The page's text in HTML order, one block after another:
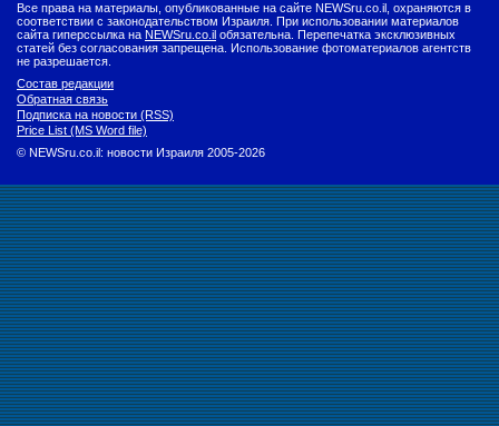
Все права на материалы, опубликованные на сайте NEWSru.co.il, охраняются в
соответствии с законодательством Израиля. При использовании материалов
сайта гиперссылка на NEWSru.co.il обязательна. Перепечатка эксклюзивных
статей без согласования запрещена. Использование фотоматериалов агентств
не разрешается.
Состав редакции
Обратная связь
Подписка на новости (RSS)
Price List (MS Word file)
© NEWSru.co.il: новости Израиля 2005-2026